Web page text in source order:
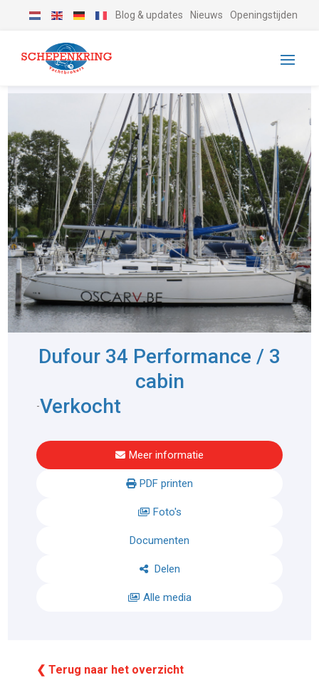
Blog & updates Nieuws Openingstijden
Dufour 34 Performance / 3
cabin
-Verkocht
Meer informatie
PDF printen
Foto's
Documenten
Delen
Alle media
❮ Terug naar het overzicht